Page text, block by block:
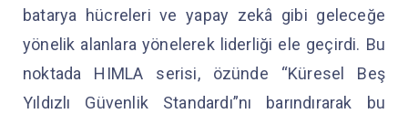
batarya hücreleri ve yapay zekâ gibi geleceğe
yönelik alanlara yönelerek liderliği ele geçirdi. Bu
noktada HIMLA serisi, özünde “Küresel Beş
Yıldızlı Güvenlik Standardı”nı barındırarak bu